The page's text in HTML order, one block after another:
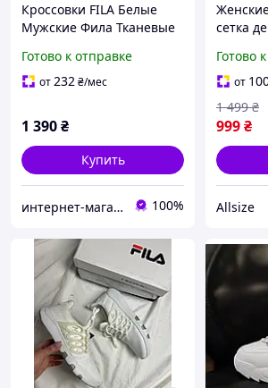
Кроссовки FILA Белые
Мужские Фила Тканевые
(размеры: 41,42,43,44)
Готово к отправке
от232₴/мес
1 390₴
Купить
интернет-магазин "Николь" 100%
сетка
размер
Готово
от
999₴
1 499 ₴
Allsize